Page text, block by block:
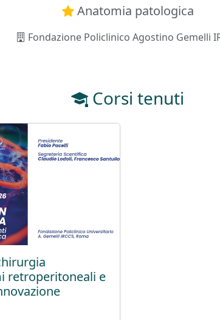
Anatomia patologica
Fondazione Policlinico Agostino Gemelli
Corsi tenuti
retroperitoneali e